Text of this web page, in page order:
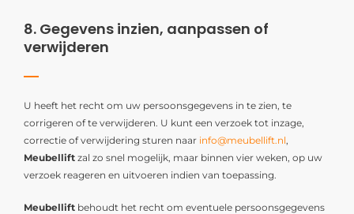
8. Gegevens inzien, aanpassen of
verwijderen
U heeft het recht om uw persoonsgegevens in te zien, te
corrigeren of te verwijderen. U kunt een verzoek tot inzage,
correctie of verwijdering sturen naar info@meubellift.nl,
Meubellift zal zo snel mogelijk, maar binnen vier weken, op uw
verzoek reageren en uitvoeren indien van toepassing.
Meubellift behoudt het recht om eventuele persoonsgegevens